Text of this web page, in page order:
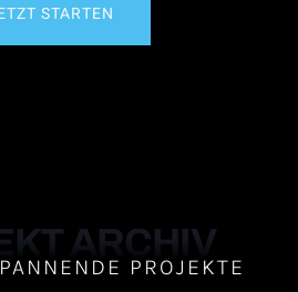
STARTEN
ARCHIV
PROJEKTE